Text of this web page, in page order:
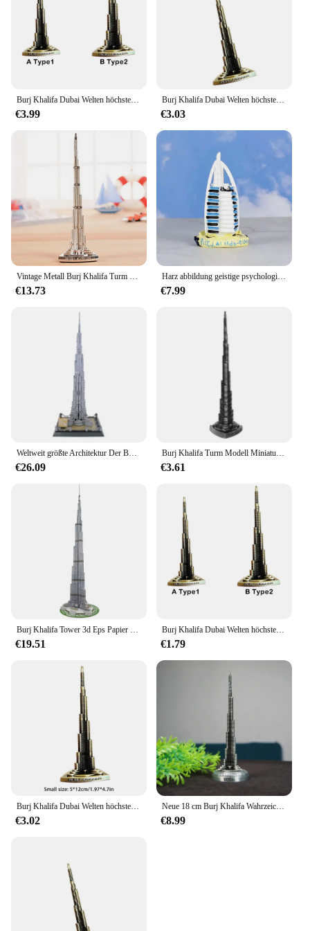
Burj Khalifa Dubai Welten höchste Gebäude Architektur Modell Dekoration
€3.99
Burj Khalifa Dubai Welten höchste Gebäude Architektur Modell Dekoration
€3.03
Vintage Metall Burj Khalifa Turm Statue Miniatur Modell Zu Hause Dekoration Zubehör Bronze Figur Kreative Schreibtisch Dekor Handwerk
€13.73
Harz abbildung geistige psychologische sand tabelle spiel box gericht therapie gebäude Burj Al Arab dubai segeln hotel Burj Al Arab
€7.99
Weltweit größte Architektur Der Burj Khalifa Turm von Dubai Bausteine Modell Montage Ziegel Kits für Kinder Erwachsene Spielzeug Geschenk
€26.09
Burj Khalifa Turm Modell Miniatur Legierung Dubai Turm Modelle Kunst handwerk Büro Home Desktop-Dekoration
€3.61
Burj Khalifa Tower 3d Eps Papier Puzzle Gebäude Modell Spielzeug Vereinigte Arabische Emirate berühmte Welt Architektur Junge Mädchen Reise geschenk
€19.51
Burj Khalifa Dubai Welten höchste Gebäude Architektur Modell Dekoration
€1.79
Burj Khalifa Dubai Welten höchste Gebäude Architektur Modell Dekoration
€3.02
Neue 18 cm Burj Khalifa Wahrzeichen Architektur Metall Modell Dekoration Tourismus Souvenir Geschenke Home Office Desktop Metall Handwerk
€8.99